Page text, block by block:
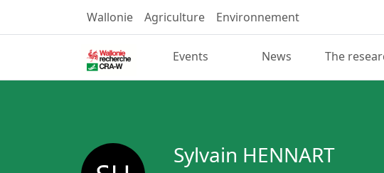
Wallonie Agriculture Environnement
Events News The
Sylvain HENNART